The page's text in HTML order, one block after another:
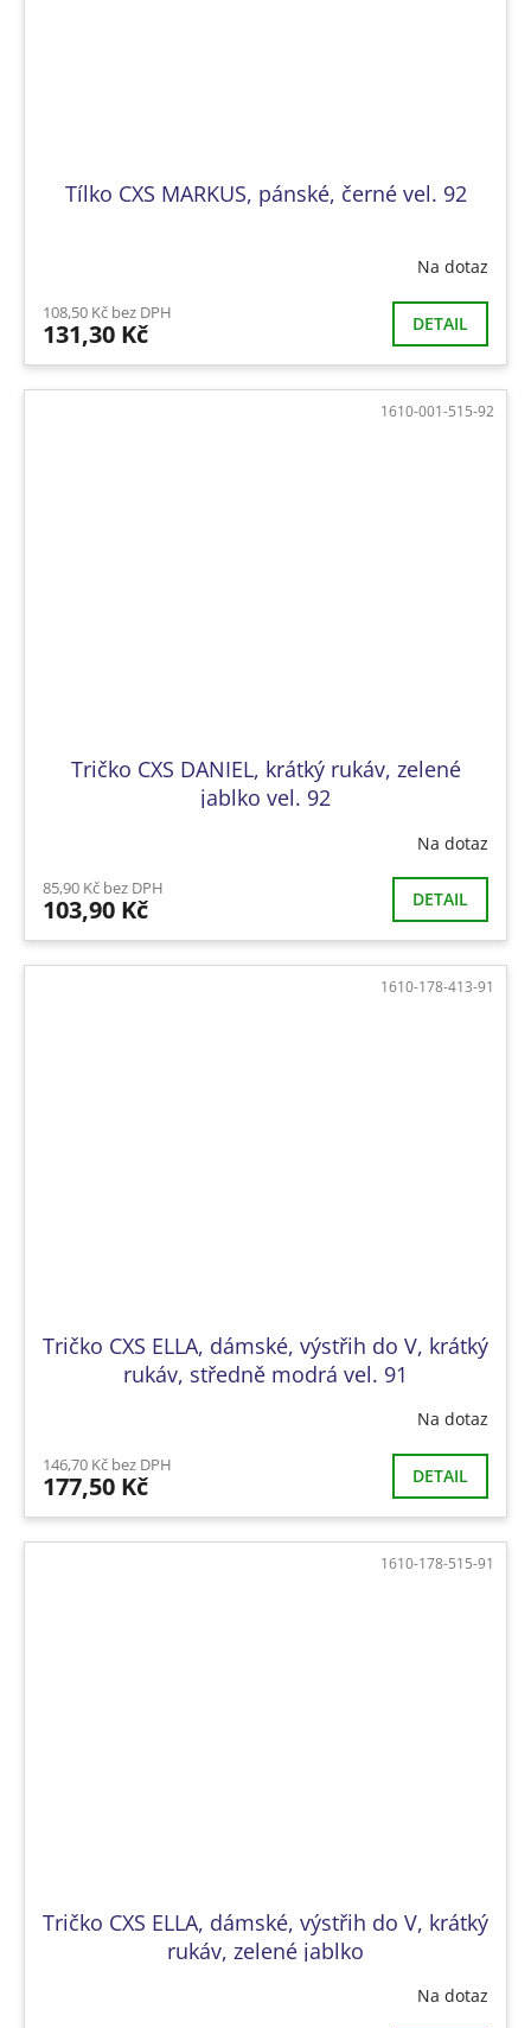
Tílko CXS MARKUS, pánské, černé vel. 92
Na dotaz
108,50 Kč bez DPH
131,30 Kč DETAIL
Tričko CXS DANIEL, krátký rukáv, zelené
jablko vel. 92
Na dotaz
85,90 Kč bez DPH
103,90 Kč DETAIL
1610-001-515-92
Tričko CXS ELLA, dámské, výstřih do V, krátký
rukáv, středně modrá vel. 91
Na dotaz
146,70 Kč bez DPH
177,50 Kč DETAIL
1610-178-413-91
Tričko CXS ELLA, dámské, výstřih do V, krátký
rukáv, zelené jablko
Na dotaz
1610-178-515-91